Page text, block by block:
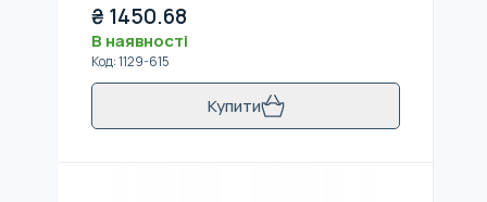
₴ 1450.68
В наявності
Код:1129-615
Купити